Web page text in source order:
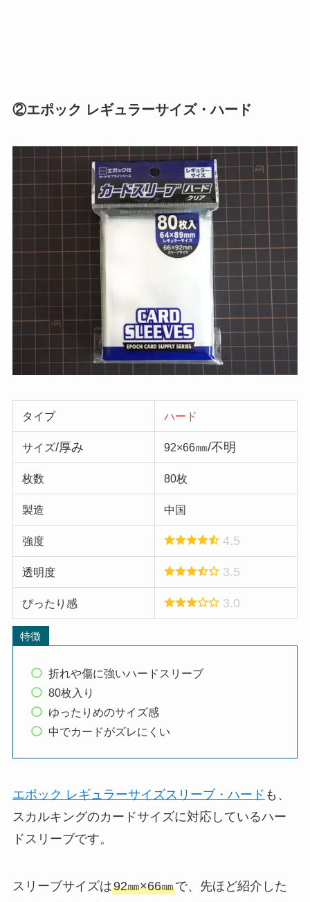
②エポック レギュラーサイズ・ハード
タイプ ハード
サイズ/厚み 92×66㎜/不明
枚数 80枚
製造 中国
強度 4.5
透明度 3.5
ぴったり感 3.0
特徴
折れや傷に強いハードスリーブ
80枚入り
ゆったりめのサイズ感
中でカードがズレにくい
エポック レギュラーサイズスリーブ・ハード も、
スカルキングのカードサイズに対応しているハー
ドスリーブです。
スリーブサイズは92㎜×66㎜で、先ほど紹介した